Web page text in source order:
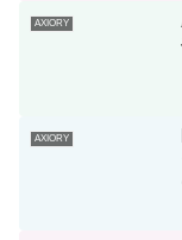
AXIORY
AXIORY